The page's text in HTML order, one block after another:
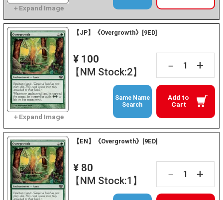
【JP】《Overgrowth》[9ED]
¥ 100
【NM Stock:2】
－ +
Add to
Cart
Same Name
Search
【EN】《Overgrowth》[9ED]
¥ 80
【NM Stock:1】
－ +